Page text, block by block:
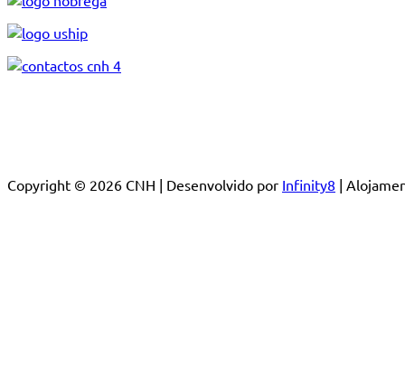
Copyright © 2026 CNH | Desenvolvido por Infinity8 |